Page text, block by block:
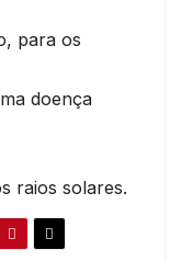
para os
doença
raios solares.